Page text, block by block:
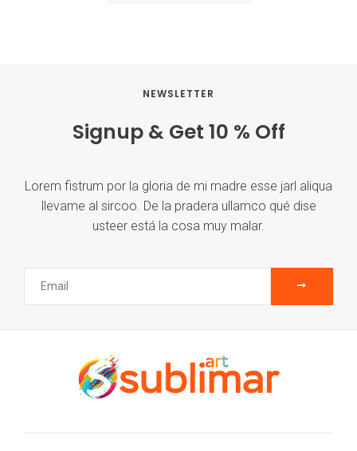
NEWSLETTER
Signup & Get 10 % Off
Lorem fistrum por la gloria de mi madre esse jarl aliqua
llevame al sircoo. De la pradera ullamco qué dise
usteer está la cosa muy malar.